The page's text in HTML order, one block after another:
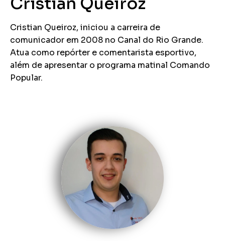
Cristian Queiroz, iniciou a carreira de
comunicador em 2008 no Canal do Rio Grande.
Atua como repórter e comentarista esportivo,
além de apresentar o programa matinal Comando
Popular.